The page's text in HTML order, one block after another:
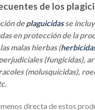
de los
deplaguicidasse
en protección de la
malas hierbas (
(fungicidas),
(molusquicidas),
directa de estos